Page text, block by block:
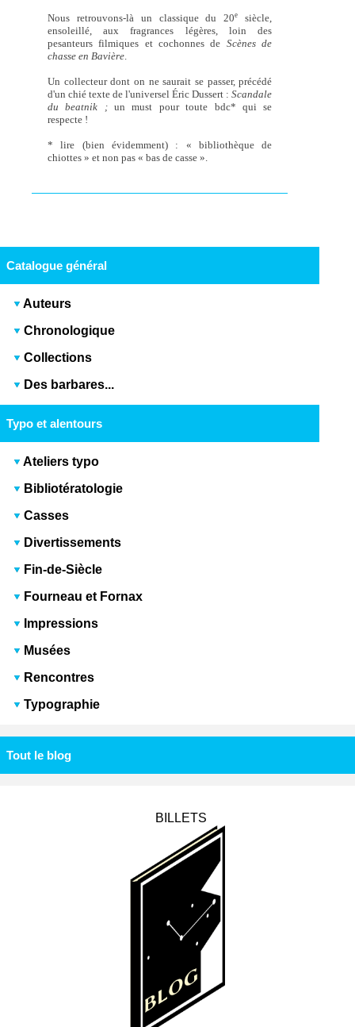
Nous retrouvons-là un classique du 20e
siècle,
ensoleillé, aux fragrances légères, loin des
pesanteurs filmiques et cochonnes de Scènes de
chasse en Bavière.
Un collecteur dont on ne saurait se passer, précédé
d'un chié texte de l'universel Éric Dussert :Scandale
du beatnik ;un must pour toute bdc* qui se
respecte !
* lire (bien évidemment) : « bibliothèque de
chiottes » et non pas « bas de casse ».
Catalogue général
Auteurs
Chronologique
Collections
Des barbares...
Typo et alentours
Ateliers typo
Bibliotératologie
Casses
Divertissements
Fin-de-Siècle
Fourneau et Fornax
Impressions
Musées
Rencontres
Typographie
Tout le blog
BILLETS